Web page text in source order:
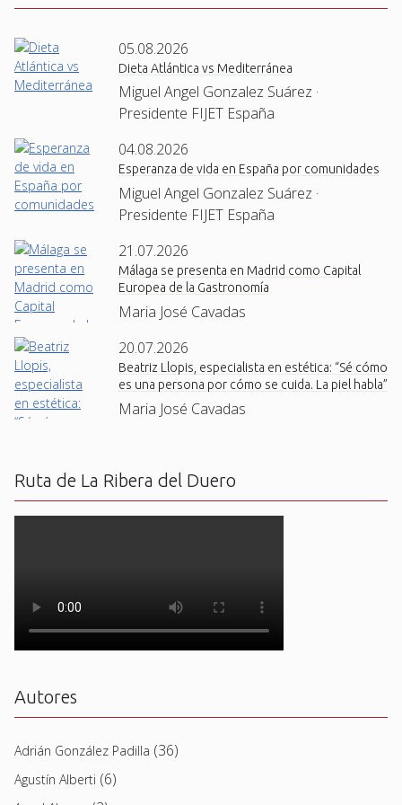
05.08.2026
Dieta Atlántica vs Mediterránea
Miguel Angel Gonzalez Suárez ·
Presidente FIJET España
04.08.2026
Esperanza de vida en España por comunidades
Miguel Angel Gonzalez Suárez ·
Presidente FIJET España
21.07.2026
Málaga se presenta en Madrid como Capital
Europea de la Gastronomía
Maria José Cavadas
20.07.2026
Beatriz Llopis, especialista en estética: “Sé cómo
es una persona por cómo se cuida. La piel habla”
Maria José Cavadas
Ruta de La Ribera del Duero
Autores
Adrián González Padilla (36)
Agustín Alberti (6)